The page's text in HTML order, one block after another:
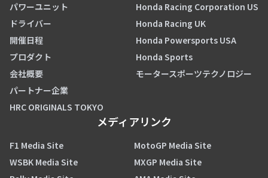
パワーユニット
ドライバー
開催日程
プロダクト
会社概要
パートナー企業
HRC ORIGINALS TOKYO
Honda Racing Corporation US
Honda Racing UK
Honda Powersports USA
Honda Sports
モータースポーツテクノロジー
メディアリンク
F1 Media Site
MotoGP Media Site
WSBK Media Site
MXGP Media Site